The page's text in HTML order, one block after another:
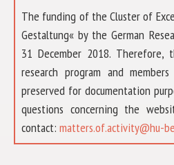
The funding of the Cluster of
Gestaltung« by the German
31 December 2018.
research program and
preserved for documentation
questions concerning the
contact: matters.of.activity@hu-
ABOUT US